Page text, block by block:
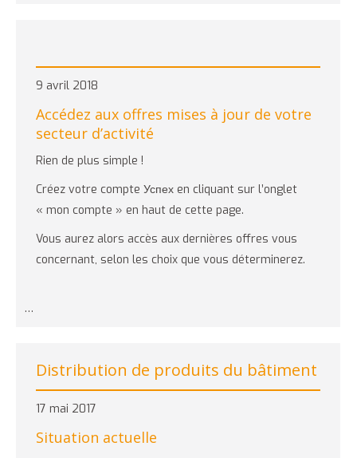
9 avril 2018
Accédez aux offres mises à jour de votre
secteur d’activité
Rien de plus simple !
Créez votre compte Успех en cliquant sur l’onglet
« mon compte » en haut de cette page.
Vous aurez alors accès aux dernières offres vous
concernant, selon les choix que vous déterminerez.
…
Distribution de produits du bâtiment
17 mai 2017
Situation actuelle